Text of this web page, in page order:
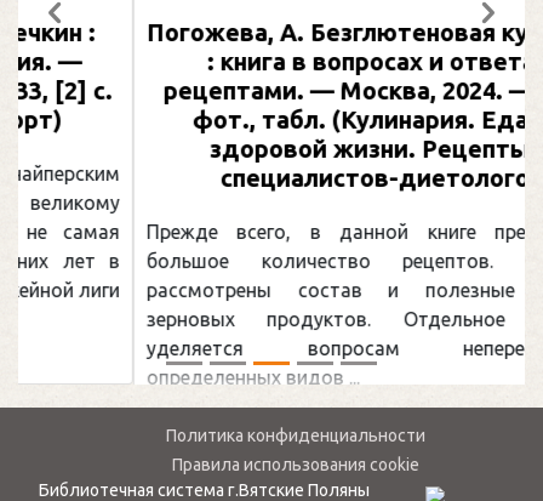
Погожева, А. Безглютеновая кулинария
: книга в вопросах и ответах с
рецептами. — Москва, 2024. — 217 с.,
фот., табл. (Кулинария. Еда для
здоровой жизни. Рецепты от
специалистов-диетологов)
Прежде всего, в данной книге представлено
большое количество рецептов. А также
рассмотрены состав и полезные свойства
зерновых продуктов. Отдельное внимание
уделяется вопросам непереносимости
определенных видов ...
Предыдущий
Политика конфиденциальности